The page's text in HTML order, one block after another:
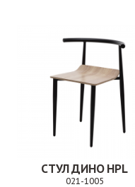
СТУЛ ДИНО HPL
021-1005